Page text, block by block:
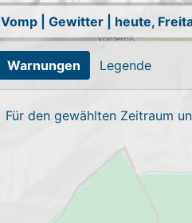
Vomp Gewitter heute,
Warnungen Legende
Für den gewählten Zeitraum